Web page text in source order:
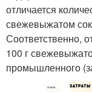
отличается
свежевыжатом
Соответственно,
100 г
промышленного